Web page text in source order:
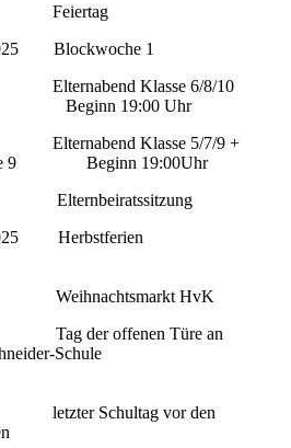
Feiertag
Blockwoche 1
Elternabend Klasse 6/8/10
19:00 Uhr
Klasse 5/7/9 +
9 Beginn 19:00Uhr
Herbstferien
HvK
der offenen Türe an
Schule
Schultag vor den